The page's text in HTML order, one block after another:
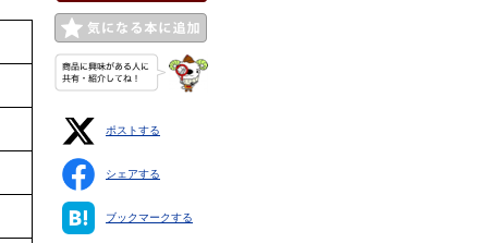
ポストする
シェアする
ブックマークする